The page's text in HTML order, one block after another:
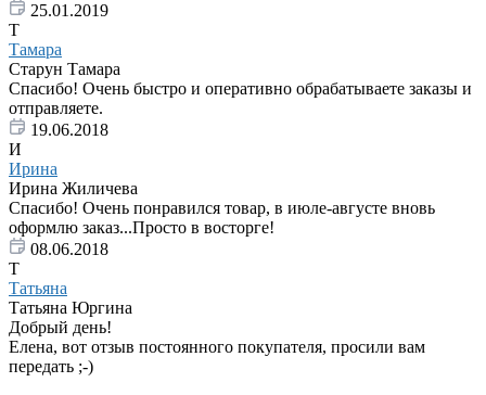
25.01.2019
Т
Тамара
Старун Тамара
Спасибо! Очень быстро и оперативно обрабатываете заказы и
отправляете.
19.06.2018
И
Ирина
Ирина Жиличева
Спасибо! Очень понравился товар, в июле-августе вновь
оформлю заказ...Просто в восторге!
08.06.2018
Т
Татьяна
Татьяна Юргина
Добрый день!
Елена, вот отзыв постоянного покупателя, просили вам
передать ;-)